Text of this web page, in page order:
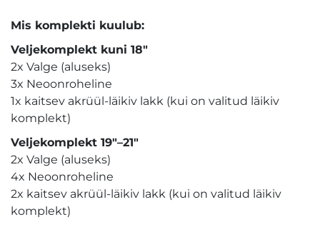
Mis komplekti kuulub:
Veljekomplekt kuni 18″
2x Valge (aluseks)
3x Neoonroheline
1x kaitsev akrüül-läikiv lakk (kui on valitud läikiv
komplekt)
Veljekomplekt 19″–21″
2x Valge (aluseks)
4x Neoonroheline
2x kaitsev akrüül-läikiv lakk (kui on valitud läikiv
komplekt)